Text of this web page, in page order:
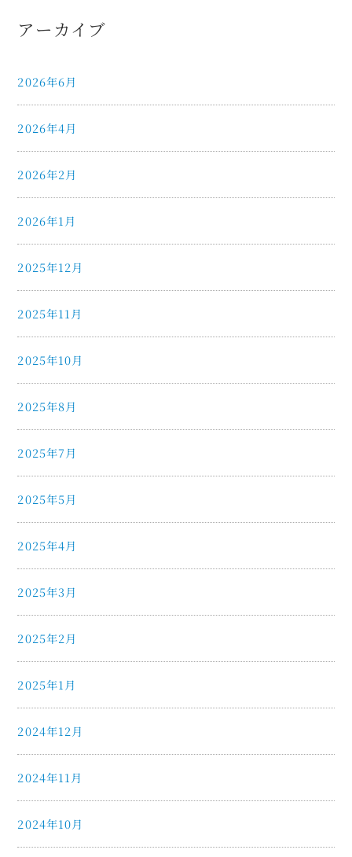
アーカイブ
2026年6月
2026年4月
2026年2月
2026年1月
2025年12月
2025年11月
2025年10月
2025年8月
2025年7月
2025年5月
2025年4月
2025年3月
2025年2月
2025年1月
2024年12月
2024年11月
2024年10月